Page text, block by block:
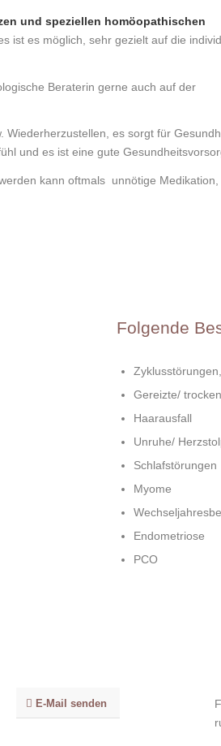
und speziellen homöopathischen
ist es möglich, sehr gezielt auf die
Beraterin gerne auch auf der
Wiederherzustellen, es sorgt für
und es ist eine gute
kann oftmals unnötige Medikation,
Folgende
Gereizte/
Haarausfall
Unruhe/
Schlafstörungen
Myome
Endometriose
PCO
E-Mail senden